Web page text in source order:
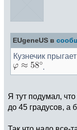
EUgeneUS в
Кузнечик
.
Я тут подумал,
до 45 градусов, а